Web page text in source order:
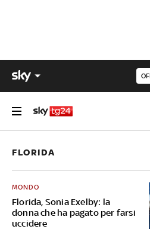
FLORIDA
Florida, Sonia Exelby: la
donna che ha pagato per farsi
uccidere
MONDO